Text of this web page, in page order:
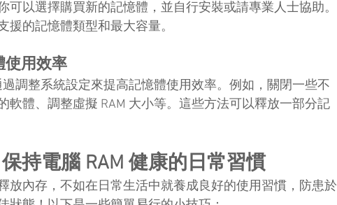
可以選擇購買新的記憶體，並自行安裝或請專業人士協助。
的記憶體類型和最大容量。
使用效率
調整系統設定來提高記憶體使用效率。例如，關閉一些不
軟體、調整虛擬 RAM 大小等。這些方法可以釋放一部分記
持電腦 RAM 健康的日常習慣
放內存，不如在日常生活中就養成良好的使用習慣，防患於